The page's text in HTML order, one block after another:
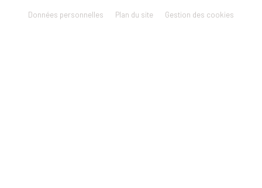
Données personnelles Plan du site Gestion des cookies